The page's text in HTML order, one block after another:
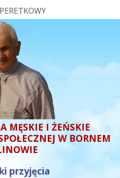
MĘSKIE I ŻEŃSKIE
W BORNEM
przyjęcia